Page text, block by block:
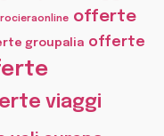
offerte
groupalia offerte
viaggi